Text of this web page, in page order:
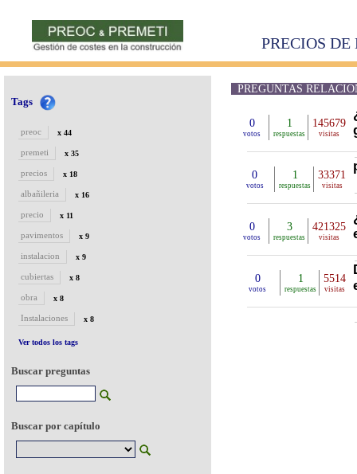
PRECIOS
Tags
preoc x 44
premeti x 35
precios x 18
albañileria x 16
precio x 11
pavimentos x 9
instalacion x 9
cubiertas x 8
obra x 8
Instalaciones x 8
Ver todos los tags
Buscar preguntas
Buscar por capítulo
PREGUNTAS
0
votos
1
respuestas
145679
visitas
0
votos
1
respuestas
33371
visitas
0
votos
3
respuestas
421325
visitas
0
votos
1
respuestas
5514
visitas